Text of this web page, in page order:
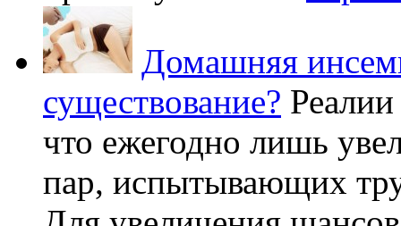
Домашняя
существование?
что ежегодно лишь
пар, испытывающих